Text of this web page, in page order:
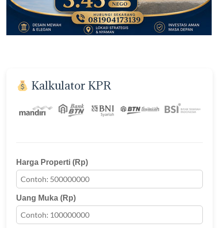
Kalkulator KPR
Harga Properti (Rp)
Uang Muka (Rp)